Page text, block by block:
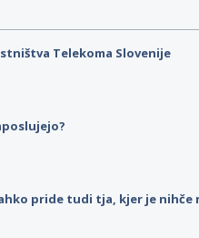
Telekoma Slovenije
pride tudi tja, kjer je nihče